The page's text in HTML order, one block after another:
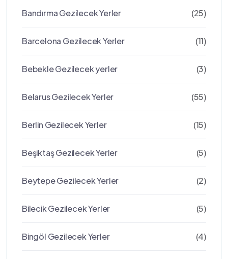
Bandırma Gezilecek Yerler (25)
Barcelona Gezilecek Yerler (11)
Bebekle Gezilecek yerler (3)
Belarus Gezilecek Yerler (55)
Berlin Gezilecek Yerler (15)
Beşiktaş Gezilecek Yerler (5)
Beytepe Gezilecek Yerler (2)
Bilecik Gezilecek Yerler (5)
Bingöl Gezilecek Yerler (4)